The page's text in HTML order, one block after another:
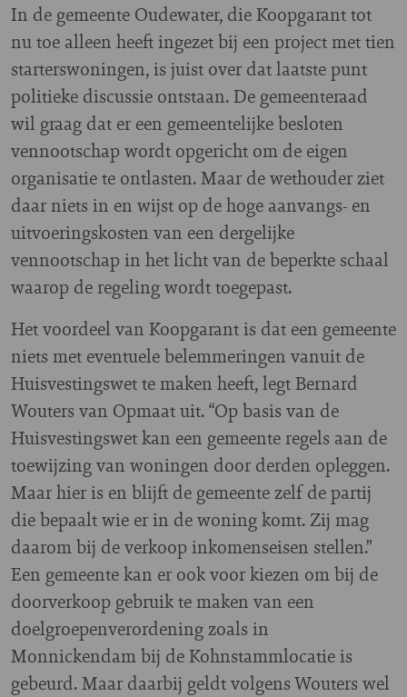
In de gemeente Oudewater, die Koopgarant tot
nu toe alleen heeft ingezet bij een project met tien
starterswoningen, is juist over dat laatste punt
politieke discussie ontstaan. De gemeenteraad
wil graag dat er een gemeentelijke besloten
vennootschap wordt opgericht om de eigen
organisatie te ontlasten. Maar de wethouder ziet
daar niets in en wijst op de hoge aanvangs- en
uitvoeringskosten van een dergelijke
vennootschap in het licht van de beperkte schaal
waarop de regeling wordt toegepast.
Het voordeel van Koopgarant is dat een gemeente
niets met eventuele belemmeringen vanuit de
Huisvestingswet te maken heeft, legt Bernard
Wouters van Opmaat uit. “Op basis van de
Huisvestingswet kan een gemeente regels aan de
toewijzing van woningen door derden opleggen.
Maar hier is en blijft de gemeente zelf de partij
die bepaalt wie er in de woning komt. Zij mag
daarom bij de verkoop inkomenseisen stellen.”
Een gemeente kan er ook voor kiezen om bij de
doorverkoop gebruik te maken van een
doelgroepenverordening zoals in
Monnickendam bij de Kohnstammlocatie is
gebeurd. Maar daarbij geldt volgens Wouters wel